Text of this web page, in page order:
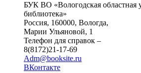
БУК ВО «Вологодская областная
библиотека»
Россия, 160000, Вологда,
Марии Ульяновой, 1
Телефон для справок –
8(8172)21-17-69
Adm@booksite.ru
ВКонтакте